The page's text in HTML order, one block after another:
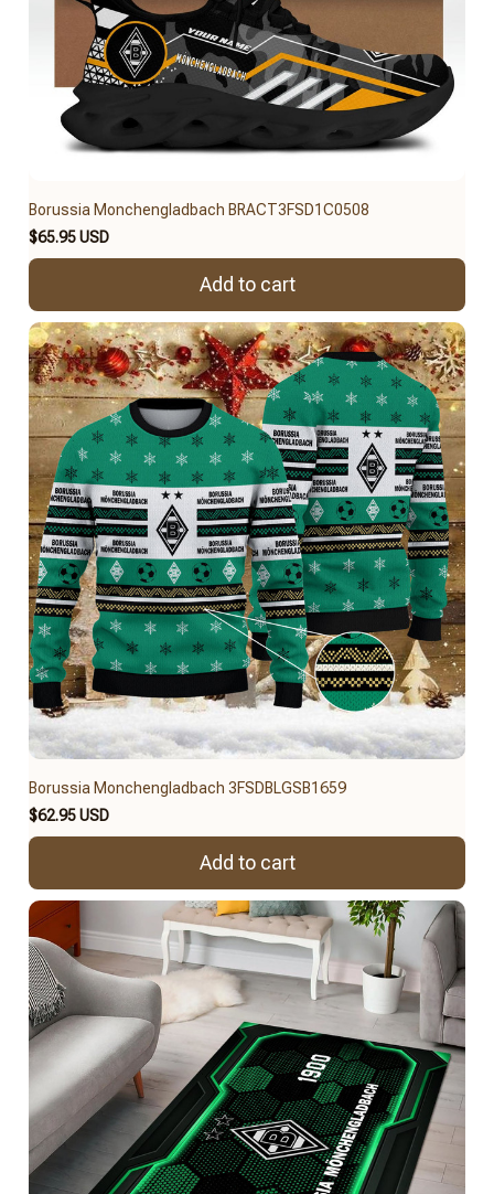
Borussia Monchengladbach BRACT3FSD1C0508
$65.95 USD
Add to cart
Borussia Monchengladbach 3FSDBLGSB1659
$62.95 USD
Add to cart